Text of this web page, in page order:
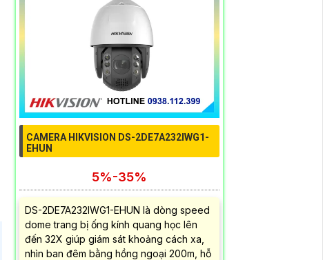
CAMERA HIKVISION DS-2DE7A232IWG1-
EHUN
5%-35%
DS-2DE7A232IWG1-EHUN là dòng speed
dome trang bị ống kính quang học lên
đến 32X giúp giám sát khoảng cách xa,
nhìn ban đêm bằng hồng ngoại 200m, hỗ